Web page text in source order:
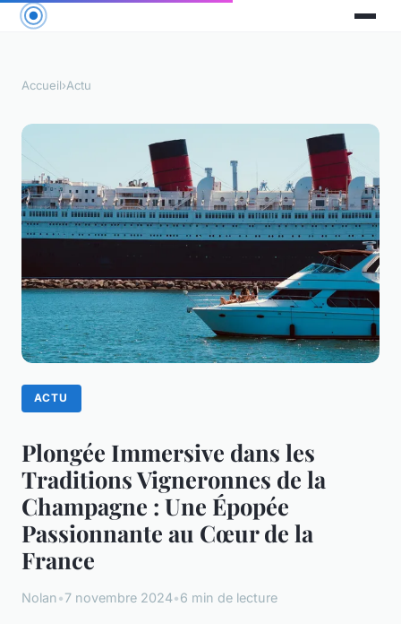
Accueil›Actu
ACTU
Plongée Immersive dans les
Traditions Vigneronnes de la
Champagne : Une Épopée
Passionnante au Cœur de la
France
Nolan•7 novembre 2024•6 min de lecture